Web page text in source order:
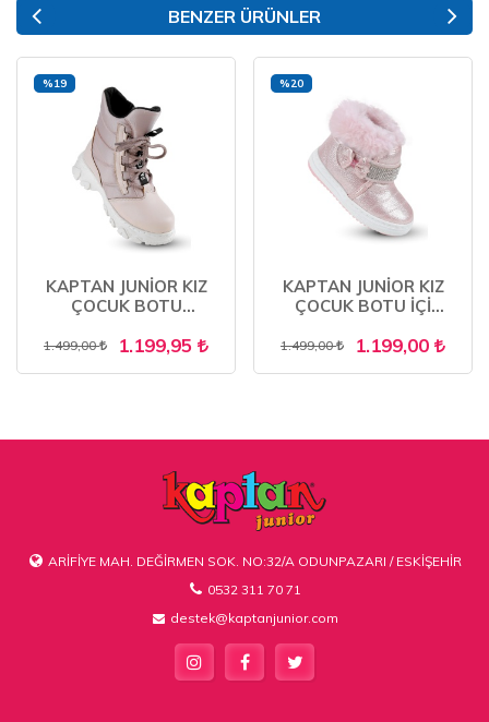
BENZER ÜRÜNLER
KAPTAN JUNİOR KIZ
ÇOCUK BOTU
FENK 201
1.499,00 1.199,95
%19
KAPTAN JUNİOR KIZ
ÇOCUK BOTU İÇİ
TABAN
1.499,00 1.199,00
%20
ARİFİYE MAH. DEĞİRMEN SOK. NO:32/A ODUNPAZARI / ESKİŞEHİR
0532 311 70 71
destek@kaptanjunior.com